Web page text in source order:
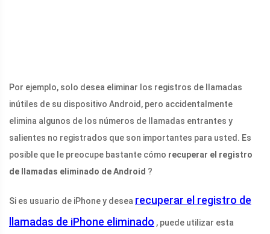
Por ejemplo, solo desea eliminar los registros de llamadas
inútiles de su dispositivo Android, pero accidentalmente
elimina algunos de los números de llamadas entrantes y
salientes no registrados que son importantes para usted. Es
posible que le preocupe bastante cómo recuperar el registro
de llamadas eliminado de Android ?
Si es usuario de iPhone y desea recuperar el registro de
llamadas de iPhone eliminado , puede utilizar esta